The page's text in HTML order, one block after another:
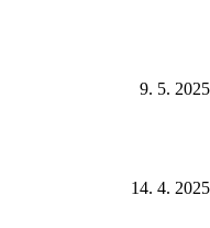
9. 5. 2025
14. 4. 2025